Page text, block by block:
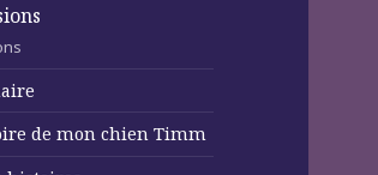
de mon chien Timm